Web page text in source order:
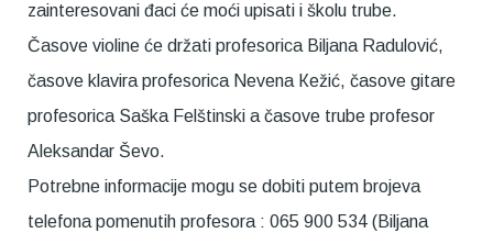
zainteresovani đaci će moći upisati i školu trube.
Časove violine će držati profesorica Biljana Radulović,
časove klavira profesorica Nevena Кežić, časove gitare
profesorica Saška Felštinski a časove trube profesor
Aleksandar Ševo.
Potrebne informacije mogu se dobiti putem brojeva
telefona pomenutih profesora : 065 900 534 (Biljana